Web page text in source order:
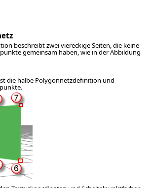
beschreibt zwei viereckige Seiten, die keine
gemeinsam haben, wie in der Abbildung
die halbe Polygonnetzdefinition und